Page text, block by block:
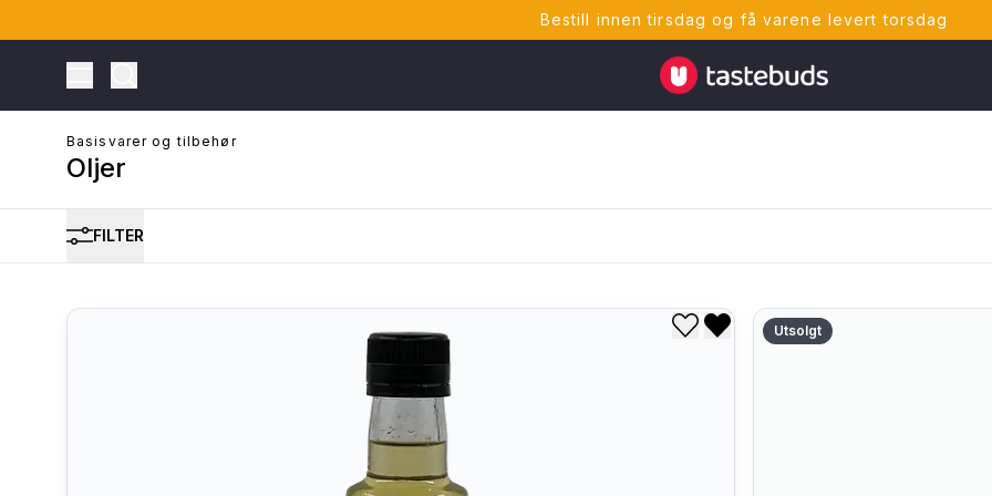
Bestill innen tirsdag og få varene levert torsdag
Toggle Menu
Tastebuds - Lokalmat rett hjem
Basisvarer og tilbehør
Oljer
FILTER
Legg til i ønskeliste
Fjern fra ønskeliste
Utsolgt